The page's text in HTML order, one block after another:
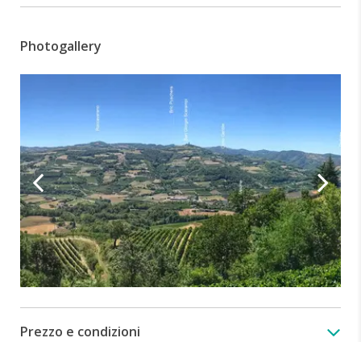
rientro
comune
partenza
Descrizione
L'arrivo
è
previsto
in
prima
mattinata,
ritrovo
sulla
piazza
centrale
di
Photogallery
Prezzo e condizioni